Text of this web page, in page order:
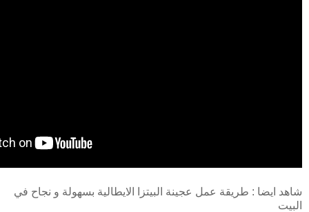
شاهد ايضا : طريقة عمل عجينة البيتزا الايطالية بسهولة و نجاح في
البيت